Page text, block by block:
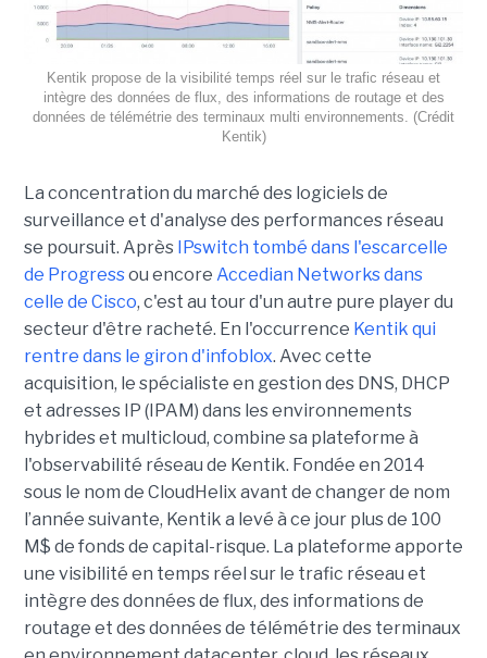
Kentik propose de la visibilité temps réel sur le trafic réseau et
intègre des données de flux, des informations de routage et des
données de télémétrie des terminaux multi environnements. (Crédit
Kentik)
La concentration du marché des logiciels de
surveillance et d'analyse des performances réseau
se poursuit. Après IPswitch tombé dans l'escarcelle
de Progressou encore Accedian Networks dans
celle de Cisco, c'est au tour d'un autre pure player du
secteur d'être racheté. En l'occurrence Kentik qui
rentre dans le giron d'infoblox. Avec cette
acquisition, le spécialiste en gestion des DNS, DHCP
et adresses IP (IPAM) dans les environnements
hybrides et multicloud, combine sa plateforme à
l'observabilité réseau de Kentik. Fondée en 2014
sous le nom de CloudHelix avant de changer de nom
l’année suivante, Kentik a levé à ce jour plus de 100
M$ de fonds de capital-risque. La plateforme apporte
une visibilité en temps réel sur le trafic réseau et
intègre des données de flux, des informations de
routage et des données de télémétrie des terminaux